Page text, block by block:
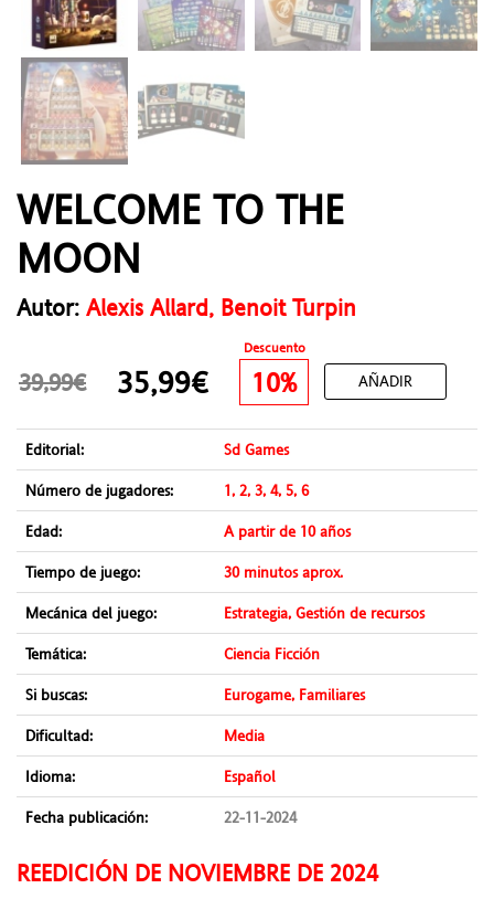
WELCOME TO THE
MOON
Autor: Alexis Allard, Benoit Turpin
Descuento
39,99€ 35,99€ 10% AÑADIR
Editorial:
Sd Games
Número de jugadores:
1, 2, 3, 4, 5, 6
Edad:
A partir de 10 años
Tiempo de juego:
30 minutos aprox.
Mecánica del juego:
Estrategia, Gestión de recursos
Temática:
Ciencia Ficción
Si buscas:
Eurogame, Familiares
Dificultad:
Media
Idioma:
Español
Fecha publicación:
22-11-2024
REEDICIÓN DE NOVIEMBRE DE 2024